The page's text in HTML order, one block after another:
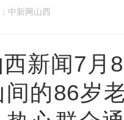
中新网山西
闻7月8
间的86岁